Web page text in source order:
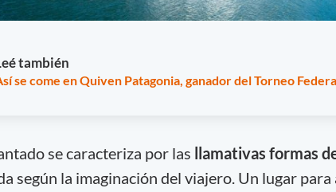
también
se come en Quiven Patagonia, ganador del Torneo
se caracteriza por las llamativas formas
según la imaginación del viajero. Un lugar